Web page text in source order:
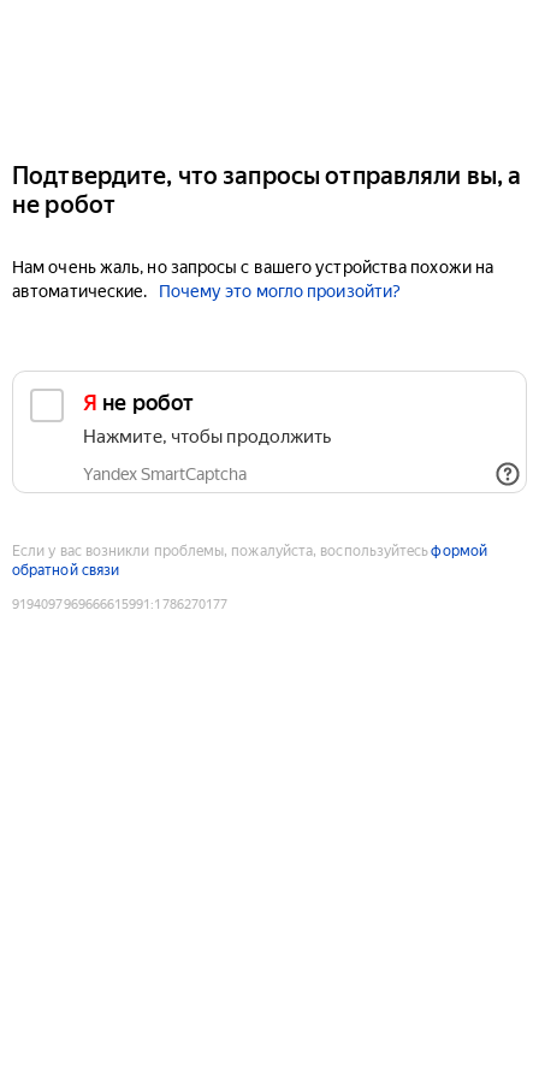
Подтвердите, что запросы отправляли вы, а
не робот
Нам очень жаль, но запросы с вашего устройства похожи на
автоматические.
Почему это могло произойти?
Я не робот
Нажмите, чтобы продолжить
Yandex SmartCaptcha
Если у вас возникли проблемы, пожалуйста, воспользуйтесьформой
обратной связи
9194097969666615991 :1786270177